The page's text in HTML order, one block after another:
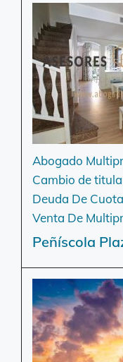
Abogado
Cambio de
Deuda De
Venta De
Peñíscola